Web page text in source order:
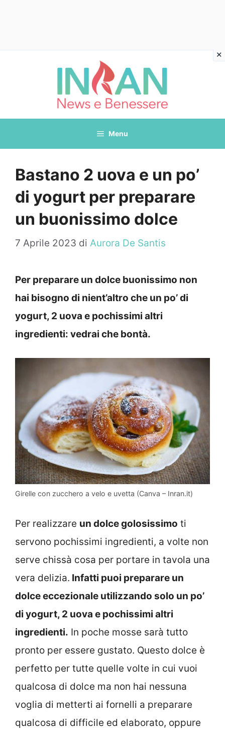
Menu
Bastano 2 uova e un po’
di yogurt per preparare
un buonissimo dolce
7 Aprile 2023 di Aurora De Santis
Per preparare un dolce buonissimo non
hai bisogno di nient’altro che un po’ di
yogurt, 2 uova e pochissimi altri
ingredienti: vedrai che bontà.
Girelle con zucchero a velo e uvetta (Canva – Inran.it)
Per realizzare un dolce golosissimo ti
servono pochissimi ingredienti, a volte non
serve chissà cosa per portare in tavola una
vera delizia. Infatti puoi preparare un
dolce eccezionale utilizzando solo un po’
di yogurt, 2 uova e pochissimi altri
ingredienti. In poche mosse sarà tutto
pronto per essere gustato. Questo dolce è
perfetto per tutte quelle volte in cui vuoi
qualcosa di dolce ma non hai nessuna
voglia di metterti ai fornelli a preparare
qualcosa di difficile ed elaborato, oppure